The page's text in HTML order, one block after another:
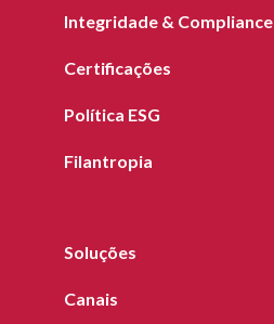
Integridade & Compliance
Certificações
Política ESG
Filantropia
Soluções
Canais